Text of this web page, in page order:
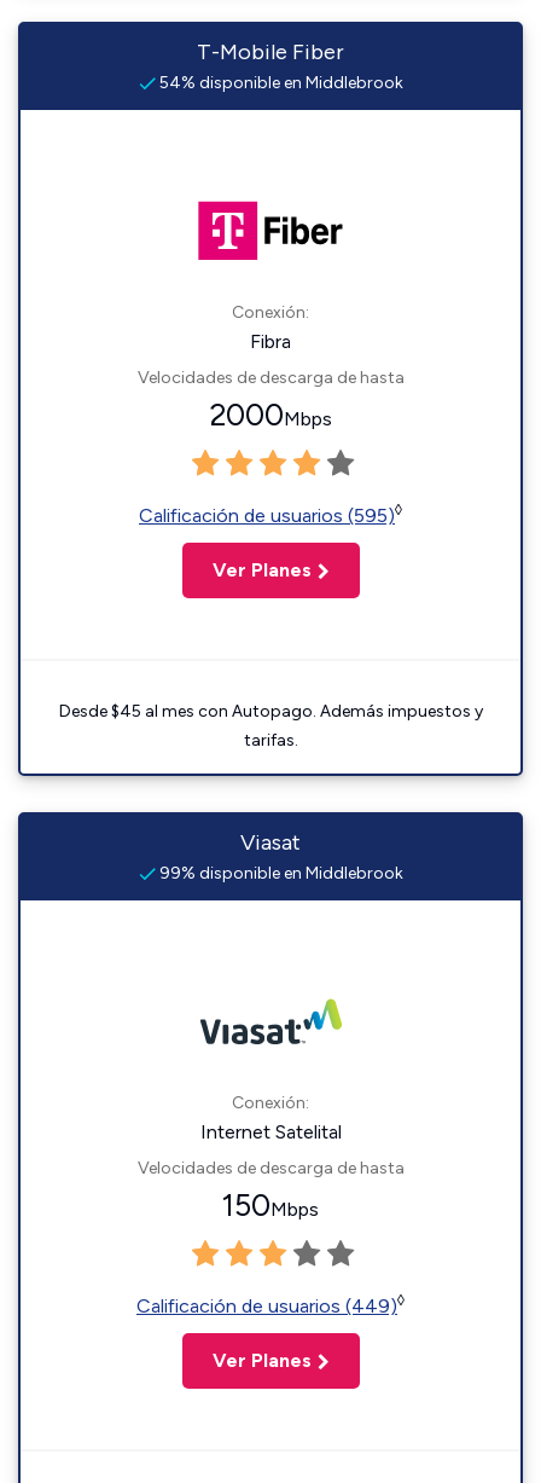
T-Mobile Fiber
54% disponible en Middlebrook
Conexión:
Fibra
Velocidades de descarga de hasta
2000Mbps
Calificación de usuarios (595)◊
Ver Planes
Desde $45 al mes con Autopago. Además impuestos y
tarifas.
Viasat
99% disponible en Middlebrook
Conexión:
Internet Satelital
Velocidades de descarga de hasta
150Mbps
Calificación de usuarios (449)◊
Ver Planes